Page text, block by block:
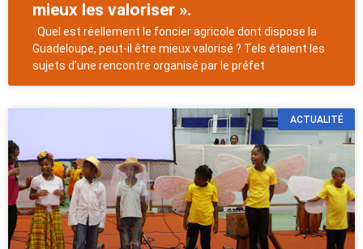
mieux les valoriser ».
Quel est réellement le foncier agricole dont dispose la
Guadeloupe, peut-il être mieux valorisé ? Tels étaient les
sujets d’une rencontre organisé par le préfet
ACTUALITÉ